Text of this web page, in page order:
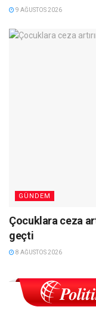
9 AĞUSTOS 2026
GÜNDEM
Çocuklara ceza
geçti
8 AĞUSTOS 2026